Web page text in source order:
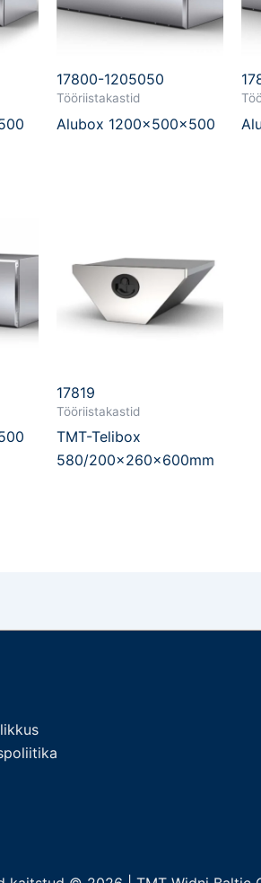
17800-1205050
Tööriistakastid
Alubox 1200x500x500
17819
Tööriistakastid
TMT-Telibox
580/200x260x600mm